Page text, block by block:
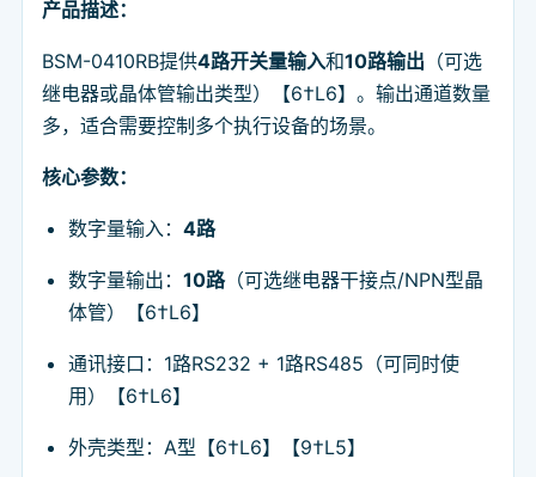
产品描述：
BSM-0410RB提供4路开关量输入和10路输出 （可选
继电器或晶体管输出类型）【6†L6】。输出通道数量
多，适合需要控制多个执行设备的场景。
核心参数：
数字量输入：4路
数字量输出：10路（可选继电器干接点/NPN型晶
体管）【6†L6】
通讯接口：1路RS232 + 1路RS485（可同时使
用）【6†L6】
外壳类型：A型【6†L6】【9†L5】